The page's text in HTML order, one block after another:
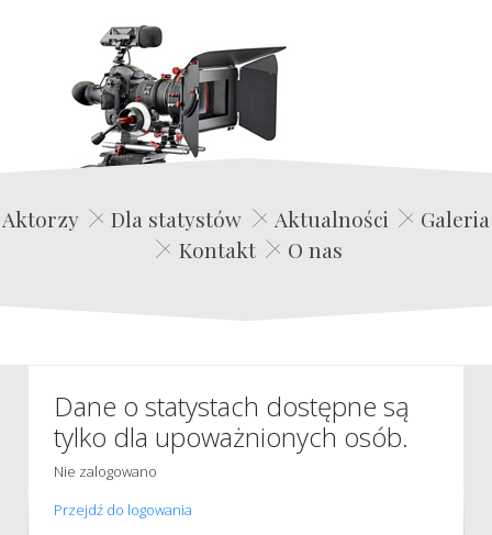
Edwin Film Agencja Aktorska
Aktorzy Dla statystów Aktualności
Galeria
Kontakt
O nas
Dane o statystach dostępne są
tylko dla upoważnionych osób.
Nie zalogowano
Przejdź do logowania